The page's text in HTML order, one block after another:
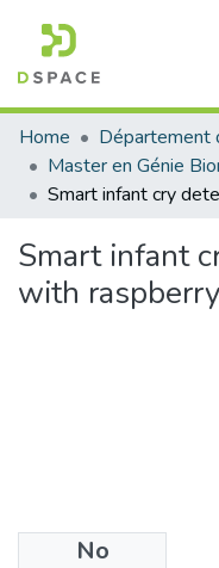
Communities &
All of DSpace
Statistics
Home
Master en Génie
Smart infant
with
No